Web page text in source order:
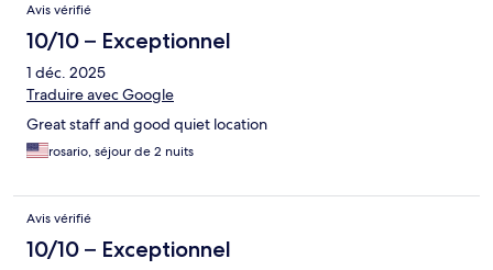
Avis vérifié
10/10 – Exceptionnel
1 déc. 2025
Traduire avec Google
Great staff and good quiet location
rosario, séjour de 2 nuits
Avis vérifié
10/10 – Exceptionnel